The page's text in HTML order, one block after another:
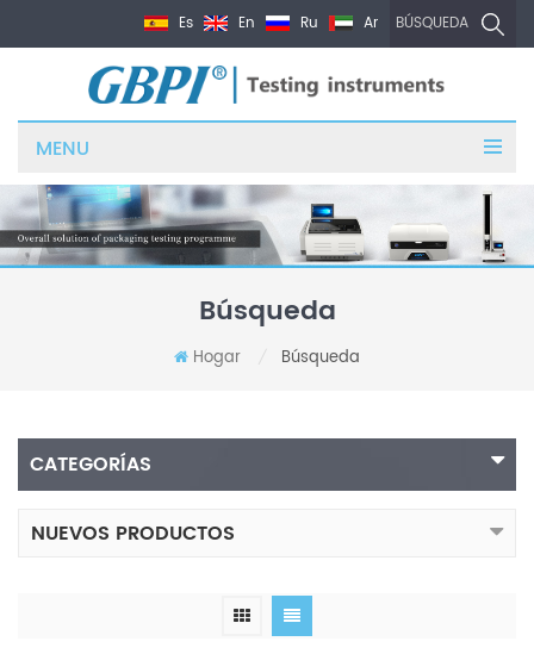
BÚSQUEDA
Es En Ru Ar
MENU
Búsqueda
Hogar Búsqueda
CATEGORÍAS
NUEVOS PRODUCTOS